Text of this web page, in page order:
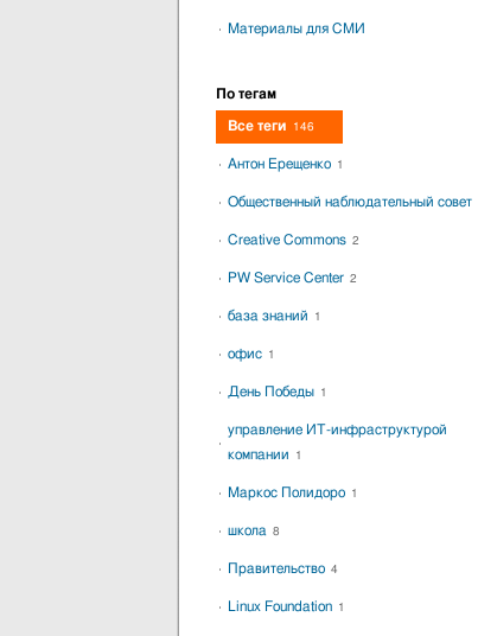
Материалы для СМИ
По тегам
Все теги 146
Антон Ерещенко 1
Общественный наблюдательный совет
Creative Commons 2
PW Service Center 2
база знаний 1
офис 1
День Победы 1
управление ИТ-инфраструктурой
компании
1
Маркос Полидоро 1
школа 8
Правительство 4
Linux Foundation 1